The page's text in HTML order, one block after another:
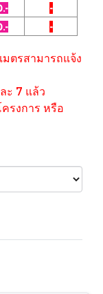
-
-
มตรสามารถแจ้ง
ะ 7 แล้ว
รงการ หรือ